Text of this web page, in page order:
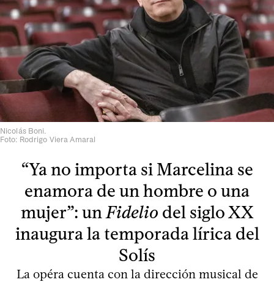
Nicolás Boni.
Foto: Rodrigo Viera Amaral
“Ya no importa si Marcelina se
enamora de un hombre o una
mujer”: un Fidelio del siglo XX
inaugura la temporada lírica del
Solís
La opéra cuenta con la dirección musical de